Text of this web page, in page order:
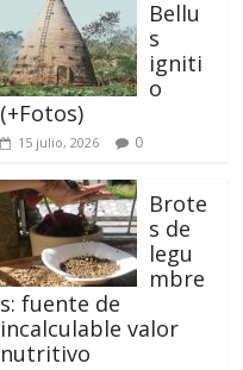
Bellu
s
igniti
o
(+Fotos)
15 julio, 2026 0
Brote
s de
legu
mbre
s: fuente de
incalculable valor
nutritivo